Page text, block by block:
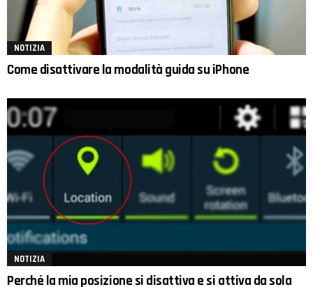
NOTIZIA
Come disattivare la modalità guida su iPhone
NOTIZIA
Perché la mia posizione si disattiva e si attiva da sola